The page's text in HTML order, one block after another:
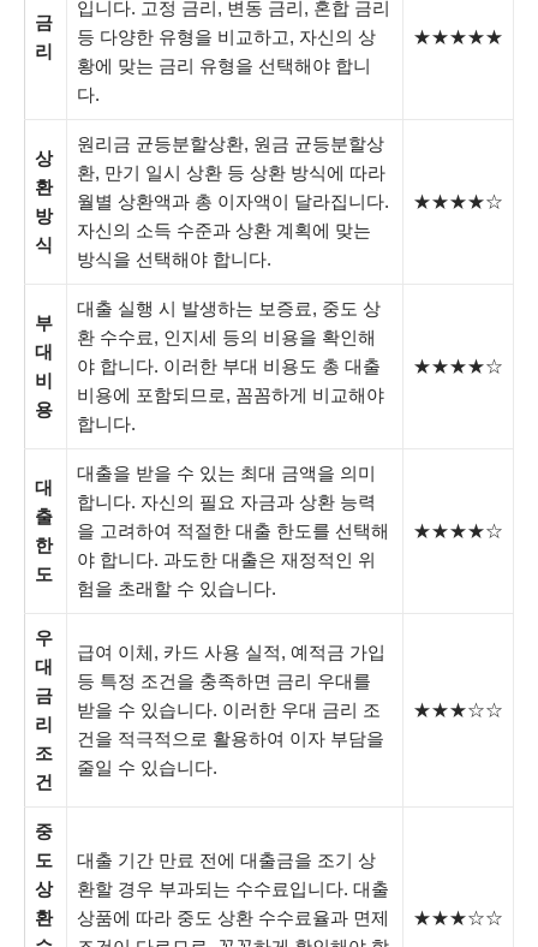
금
리
입니다. 고정 금리, 변동 금리, 혼합 금리
등 다양한 유형을 비교하고, 자신의 상
황에 맞는 금리 유형을 선택해야 합니
다.
★★★★★
상
환
방
식
원리금 균등분할상환, 원금 균등분할상
환, 만기 일시 상환 등 상환 방식에 따라
월별 상환액과 총 이자액이 달라집니다.
자신의 소득 수준과 상환 계획에 맞는
방식을 선택해야 합니다.
★★★★☆
부
대
비
용
대출 실행 시 발생하는 보증료, 중도 상
환 수수료, 인지세 등의 비용을 확인해
야 합니다. 이러한 부대 비용도 총 대출
비용에 포함되므로, 꼼꼼하게 비교해야
합니다.
★★★★☆
대
출
한
도
대출을 받을 수 있는 최대 금액을 의미
합니다. 자신의 필요 자금과 상환 능력
을 고려하여 적절한 대출 한도를 선택해
야 합니다. 과도한 대출은 재정적인 위
험을 초래할 수 있습니다.
★★★★☆
우
대
금
리
조
건
급여 이체, 카드 사용 실적, 예적금 가입
등 특정 조건을 충족하면 금리 우대를
받을 수 있습니다. 이러한 우대 금리 조
건을 적극적으로 활용하여 이자 부담을
줄일 수 있습니다.
★★★☆☆
중
도
상
환
대출 기간 만료 전에 대출금을 조기 상
환할 경우 부과되는 수수료입니다. 대출
상품에 따라 중도 상환 수수료율과 면제
★★★☆☆